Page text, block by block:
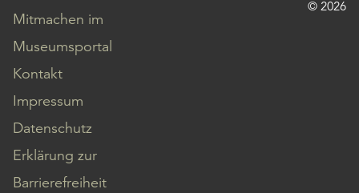
Mitmachen im
Museumsportal
Kontakt
Impressum
Datenschutz
Erklärung zur
Barrierefreiheit
© 2026